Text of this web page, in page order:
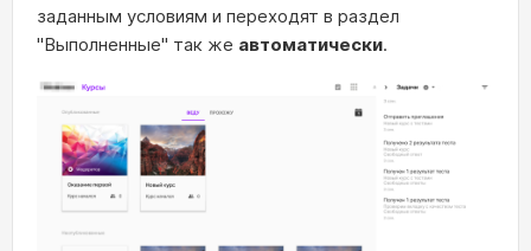
заданным условиям и переходят в раздел
"Выполненные" так же автоматически.